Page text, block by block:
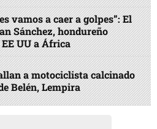
vamos a caer a golpes”: El
Sánchez, hondureño
UU a África
a motociclista calcinado
Belén, Lempira